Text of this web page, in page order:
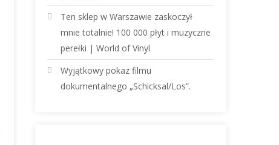
Ten sklep w Warszawie zaskoczył
mnie totalnie! 100 000 płyt i muzyczne
perełki | World of Vinyl
Wyjątkowy pokaz filmu
dokumentalnego „Schicksal/Los”.